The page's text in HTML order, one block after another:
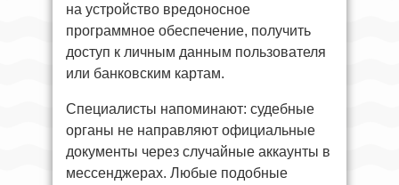
на устройство вредоносное
программное обеспечение, получить
доступ к личным данным пользователя
или банковским картам.
Специалисты напоминают: судебные
органы не направляют официальные
документы через случайные аккаунты в
мессенджерах. Любые подобные